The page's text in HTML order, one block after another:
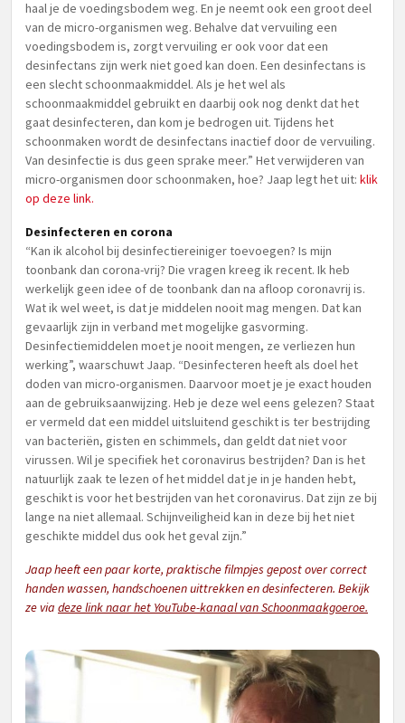
haal je de voedingsbodem weg. En je neemt ook een groot deel
van de micro-organismen weg. Behalve dat vervuiling een
voedingsbodem is, zorgt vervuiling er ook voor dat een
desinfectans zijn werk niet goed kan doen. Een desinfectans is
een slecht schoonmaakmiddel. Als je het wel als
schoonmaakmiddel gebruikt en daarbij ook nog denkt dat het
gaat desinfecteren, dan kom je bedrogen uit. Tijdens het
schoonmaken wordt de desinfectans inactief door de vervuiling.
Van desinfectie is dus geen sprake meer.” Het verwijderen van
micro-organismen door schoonmaken, hoe? Jaap legt het uit: klik
op deze link.
Desinfecteren en corona
“Kan ik alcohol bij desinfectiereiniger toevoegen? Is mijn
toonbank dan corona-vrij? Die vragen kreeg ik recent. Ik heb
werkelijk geen idee of de toonbank dan na afloop coronavrij is.
Wat ik wel weet, is dat je middelen nooit mag mengen. Dat kan
gevaarlijk zijn in verband met mogelijke gasvorming.
Desinfectiemiddelen moet je nooit mengen, ze verliezen hun
werking”, waarschuwt Jaap. “Desinfecteren heeft als doel het
doden van micro-organismen. Daarvoor moet je je exact houden
aan de gebruiksaanwijzing. Heb je deze wel eens gelezen? Staat
er vermeld dat een middel uitsluitend geschikt is ter bestrijding
van bacteriën, gisten en schimmels, dan geldt dat niet voor
virussen. Wil je specifiek het coronavirus bestrijden? Dan is het
natuurlijk zaak te lezen of het middel dat je in je handen hebt,
geschikt is voor het bestrijden van het coronavirus. Dat zijn ze bij
lange na niet allemaal. Schijnveiligheid kan in deze bij het niet
geschikte middel dus ook het geval zijn.”
Jaap heeft een paar korte, praktische filmpjes gepost over correct
handen wassen, handschoenen uittrekken en desinfecteren. Bekijk
ze via deze link naar het YouTube-kanaal van Schoonmaakgoeroe.